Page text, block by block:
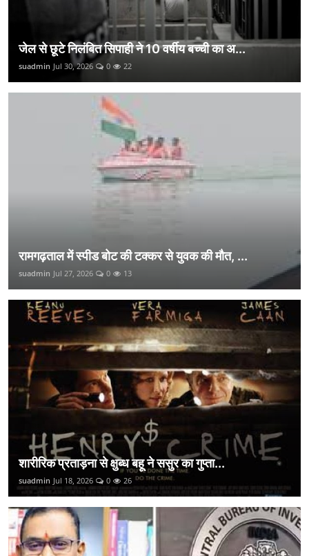
जेल से छूटे निलंबित सिपाही ने 10 वर्षीय बच्ची का अ...
suadmin Jul 30, 2026 0 22
रामगढ़ताल में स्पीड बोट की टक्कर से युवक की मौत, ...
suadmin Jul 27, 2026 0 13
शारीरिक प्रताड़ना से क्षुब्ध बहू ने ससुर का गुप्ता...
suadmin Jul 18, 2026 0 26